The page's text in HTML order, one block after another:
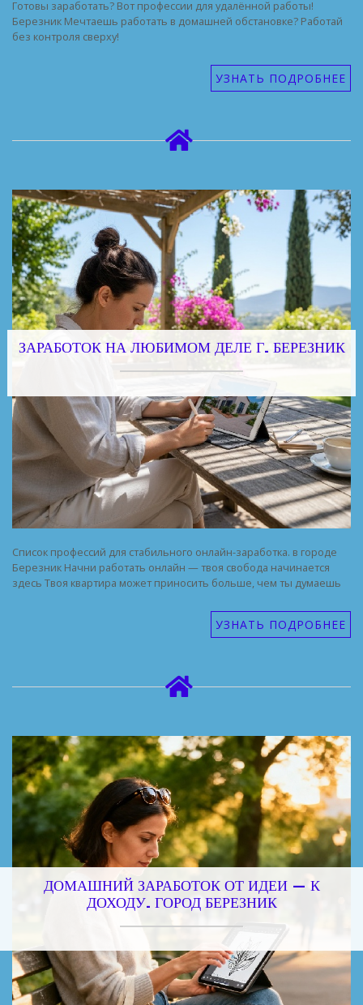
Готовы заработать? Вот профессии для удалённой работы!
Березник Мечтаешь работать в домашней обстановке? Работай
без контроля сверху!
УЗНАТЬ ПОДРОБНЕЕ
ЗАРАБОТОК НА ЛЮБИМОМ ДЕЛЕ Г. БЕРЕЗНИК
Список профессий для стабильного онлайн-заработка. в городе
Березник Начни работать онлайн — твоя свобода начинается
здесь Твоя квартира может приносить больше, чем ты думаешь
УЗНАТЬ ПОДРОБНЕЕ
ДОМАШНИЙ ЗАРАБОТОК ОТ ИДЕИ — К
ДОХОДУ. ГОРОД БЕРЕЗНИК